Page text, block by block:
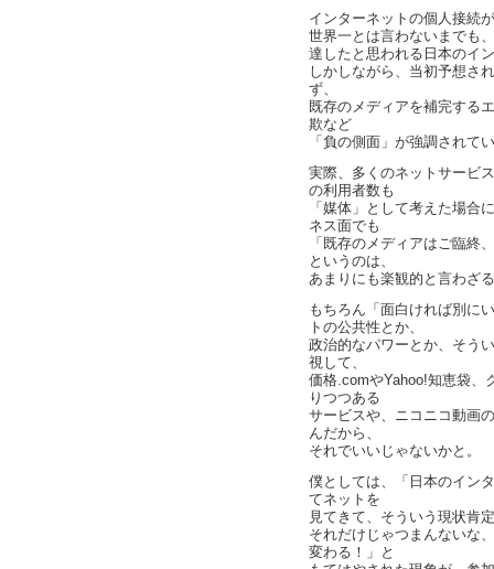
インターネットの個人接続
世界一とは言わないまでも
達したと思われる日本のイ
しかしながら、当初予想さ
ず、
既存のメディアを補完する
欺など
「負の側面」が強調されて
実際、多くのネットサービ
の利用者数も
「媒体」として考えた場合
ネス面でも
「既存のメディアはご臨終
というのは、
あまりにも楽観的と言わざ
もちろん「面白ければ別に
トの公共性とか、
政治的なパワーとか、そう
視して、
価格.comやYahoo!知恵袋、
りつつある
サービスや、ニコニコ動画
んだから、
それでいいじゃないかと。
僕としては、「日本のイン
てネットを
見てきて、そういう現状肯
それだけじゃつまんないな
変わる！」と